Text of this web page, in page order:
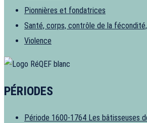
Pionnières et fondatrices
Santé, corps, contrôle de la
Violence
PÉRIODES
Période 1600-1764 Les bâtisseuses